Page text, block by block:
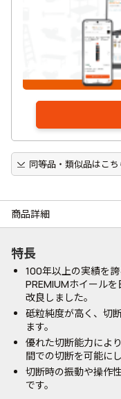
同等品・類似品はこち
商品詳細
特長
100年以上の実績を
PREMIUMホイール
改良しました。
砥粒純度が高く、切
ます。
優れた切断能力によ
間での切断を可能にし
切断時の振動や操作
です。